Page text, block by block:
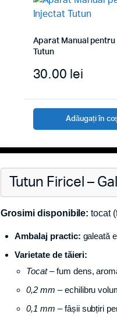
Aparat Manual
Tutun
30.00 lei
Adăugați în
Tutun Firicel –
Grosimi disponibile: tocat
Ambalaj practic: galeată
Varietate de tăieri:
Tocat– fum dens,
0,2 mm – echilibru
0,1 mm – fâșii subțiri